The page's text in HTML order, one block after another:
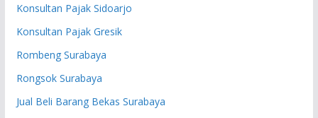
Konsultan Pajak Sidoarjo
Konsultan Pajak Gresik
Rombeng Surabaya
Rongsok Surabaya
Jual Beli Barang Bekas Surabaya